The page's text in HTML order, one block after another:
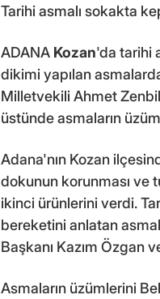
Tarihi asmalı sokakta
ADANA Kozan'da tarihi
dikimi yapılan
Milletvekili Ahmet
üstünde asmaların
Adana'nın Kozan
dokunun korunması ve
ikinci ürünlerini verdi.
bereketini anlatan
Başkanı Kazım
Asmaların üzümlerini